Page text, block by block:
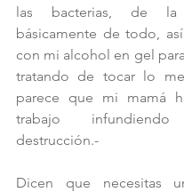
las bacterias, de
básicamente de todo,
con mi alcohol en gel
tratando de tocar lo
parece que mi mamá
trabajo
destrucción.-
Dicen que necesitas